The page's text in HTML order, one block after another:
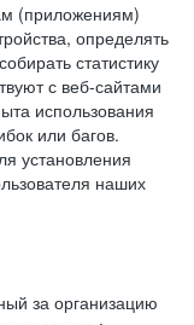
(приложениям)
определять
статистику
с веб-сайтами
использования
или багов.
установления
наших
за организацию